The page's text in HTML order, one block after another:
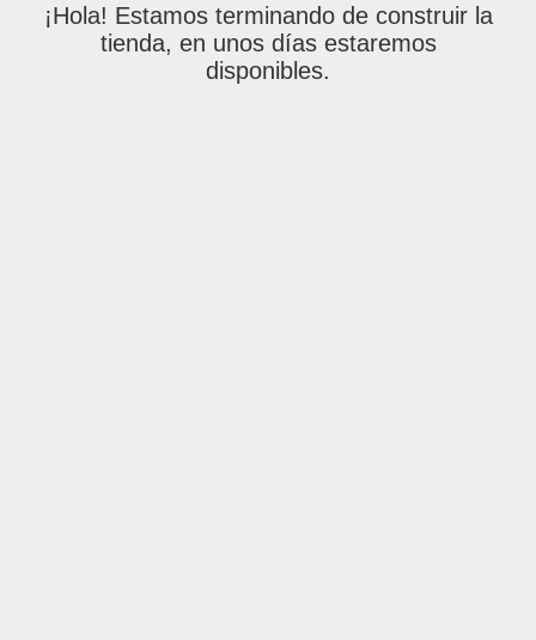
¡Hola! Estamos terminando de construir la
tienda, en unos días estaremos
disponibles.